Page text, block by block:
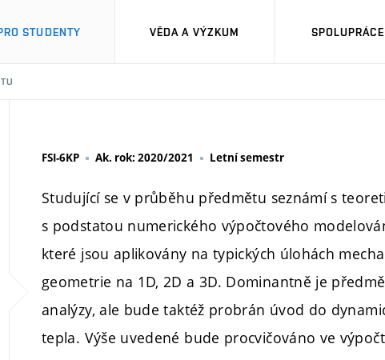
STUDENTY VĚDA A VÝZKUM
FSI-6KP Ak. rok: 2020/2021 Letní semestr
Studující se v průběhu předmětu seznámí s
s podstatou numerického výpočtového
které jsou aplikovány na typických úlohách
geometrie na 1D, 2D a 3D. Dominantně je
analýzy, ale bude taktéž probrán úvod do
tepla. Výše uvedené bude procvičováno ve